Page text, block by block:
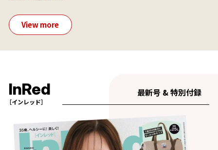
View more
InRed
［インレッド］
最新号 & 特別付録